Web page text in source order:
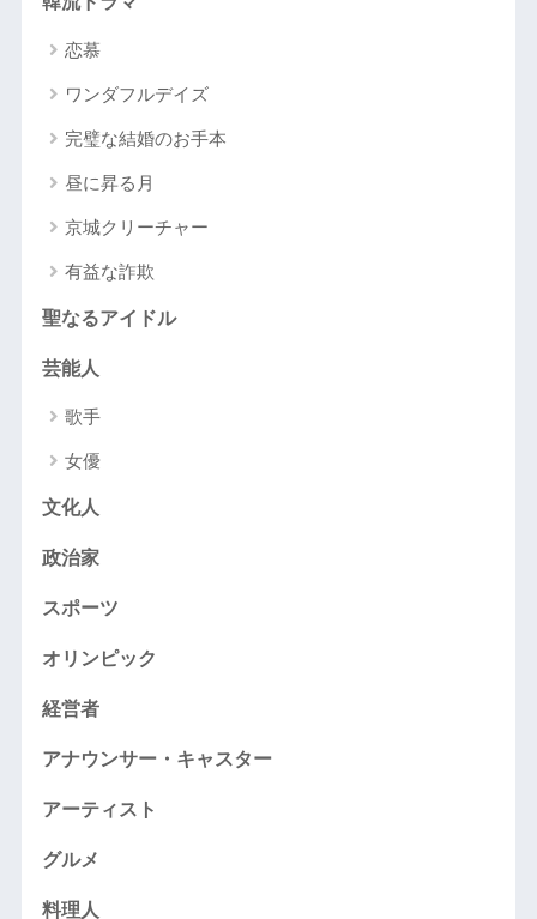
恋慕
ワンダフルデイズ
完璧な結婚のお手本
昼に昇る月
京城クリーチャー
有益な詐欺
聖なるアイドル
芸能人
歌手
女優
文化人
政治家
スポーツ
オリンピック
経営者
アナウンサー・キャスター
アーティスト
グルメ
料理人